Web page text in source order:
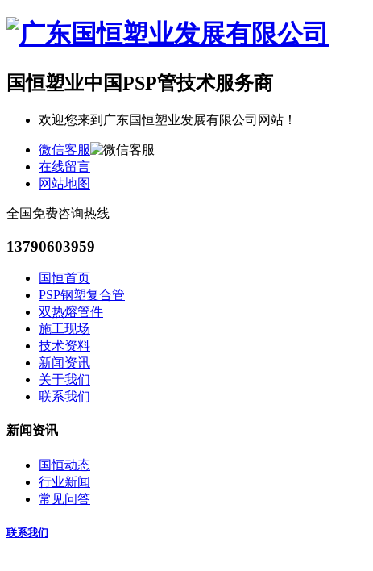
国恒塑业中国PSP管技术服务商
欢迎您来到广东国恒塑业发展有限公司网站！
微信客服
在线留言
网站地图
全国免费咨询热线
13790603959
国恒首页
PSP钢塑复合管
双热熔管件
施工现场
技术资料
新闻资讯
关于我们
联系我们
新闻资讯
国恒动态
行业新闻
常见问答
联系我们